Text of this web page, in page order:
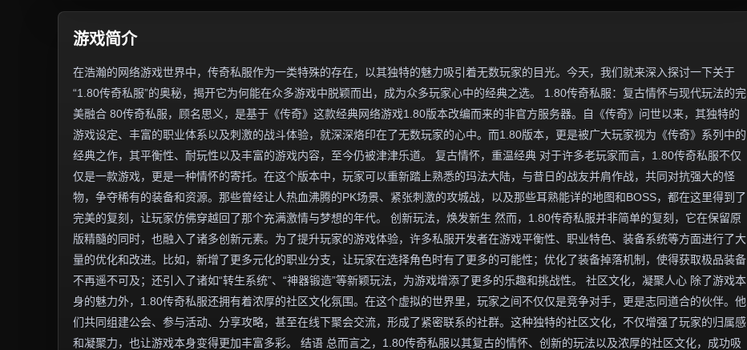
游戏简介
在浩瀚的网络游戏世界中，传奇私服作为一类特殊的存在，以其独特的魅力吸引着无数玩家的目光。今天，我们就来深入探讨一下关于
“1.80传奇私服”的奥秘，揭开它为何能在众多游戏中脱颖而出，成为众多玩家心中的经典之选。 1.80传奇私服：复古情怀与现代玩法的完
美融合 80传奇私服，顾名思义，是基于《传奇》这款经典网络游戏1.80版本改编而来的非官方服务器。自《传奇》问世以来，其独特的
游戏设定、丰富的职业体系以及刺激的战斗体验，就深深烙印在了无数玩家的心中。而1.80版本，更是被广大玩家视为《传奇》系列中的
经典之作，其平衡性、耐玩性以及丰富的游戏内容，至今仍被津津乐道。 复古情怀，重温经典 对于许多老玩家而言，1.80传奇私服不仅
仅是一款游戏，更是一种情怀的寄托。在这个版本中，玩家可以重新踏上熟悉的玛法大陆，与昔日的战友并肩作战，共同对抗强大的怪
物，争夺稀有的装备和资源。那些曾经让人热血沸腾的PK场景、紧张刺激的攻城战，以及那些耳熟能详的地图和BOSS，都在这里得到了
完美的复刻，让玩家仿佛穿越回了那个充满激情与梦想的年代。 创新玩法，焕发新生 然而，1.80传奇私服并非简单的复刻，它在保留原
版精髓的同时，也融入了诸多创新元素。为了提升玩家的游戏体验，许多私服开发者在游戏平衡性、职业特色、装备系统等方面进行了大
量的优化和改进。比如，新增了更多元化的职业分支，让玩家在选择角色时有了更多的可能性；优化了装备掉落机制，使得获取极品装备
不再遥不可及；还引入了诸如“转生系统”、“神器锻造”等新颖玩法，为游戏增添了更多的乐趣和挑战性。 社区文化，凝聚人心 除了游戏本
身的魅力外，1.80传奇私服还拥有着浓厚的社区文化氛围。在这个虚拟的世界里，玩家之间不仅仅是竞争对手，更是志同道合的伙伴。他
们共同组建公会、参与活动、分享攻略，甚至在线下聚会交流，形成了紧密联系的社群。这种独特的社区文化，不仅增强了玩家的归属感
和凝聚力，也让游戏本身变得更加丰富多彩。 结语 总而言之，1.80传奇私服以其复古的情怀、创新的玩法以及浓厚的社区文化，成功吸